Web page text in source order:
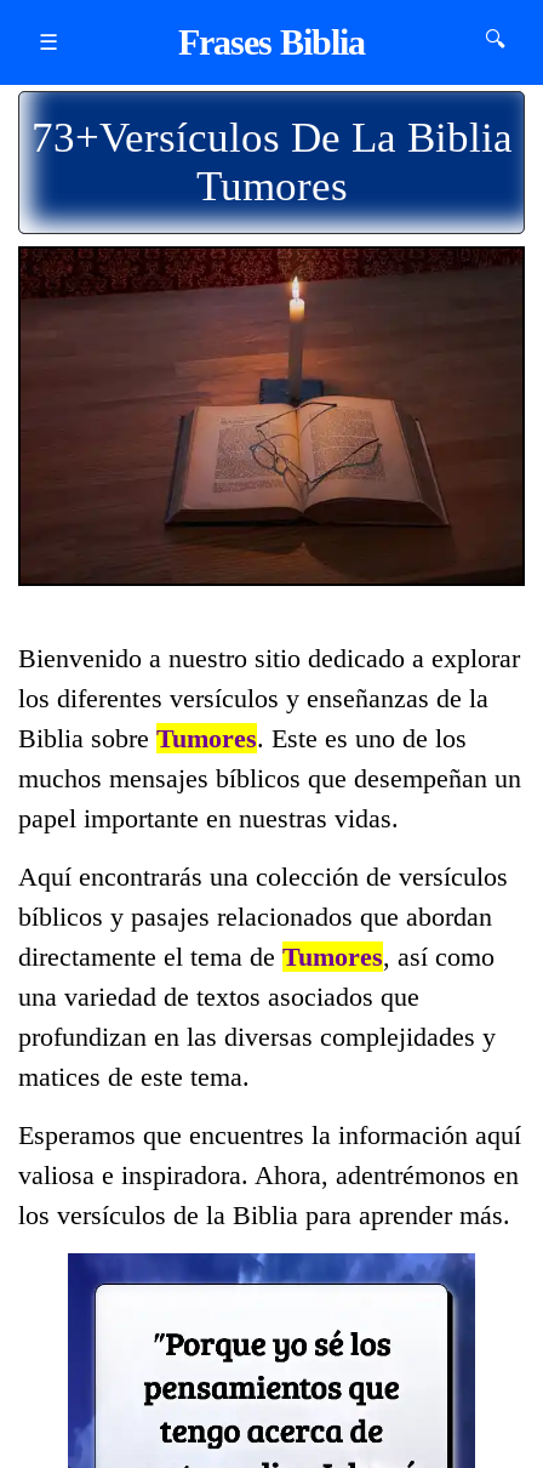
☰ Frases Biblia 🔍
73+Versículos De La Biblia
Tumores
Bienvenido a nuestro sitio dedicado a explorar
los diferentes versículos y enseñanzas de la
Biblia sobre Tumores. Este es uno de los
muchos mensajes bíblicos que desempeñan un
papel importante en nuestras vidas.
Aquí encontrarás una colección de versículos
bíblicos y pasajes relacionados que abordan
directamente el tema de Tumores, así como
una variedad de textos asociados que
profundizan en las diversas complejidades y
matices de este tema.
Esperamos que encuentres la información aquí
valiosa e inspiradora. Ahora, adentrémonos en
los versículos de la Biblia para aprender más.